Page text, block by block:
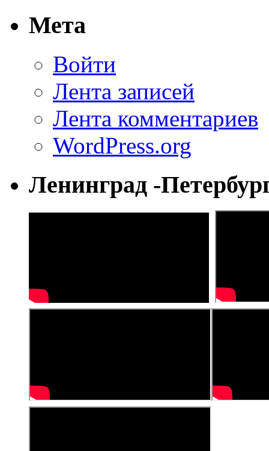
Мета
Войти
Лента записей
Лента комментариев
WordPress.org
Ленинград -